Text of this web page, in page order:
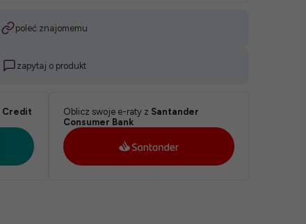
poleć znajomemu
zapytaj o produkt
Credit
Oblicz swoje e-raty z Santander
Consumer Bank